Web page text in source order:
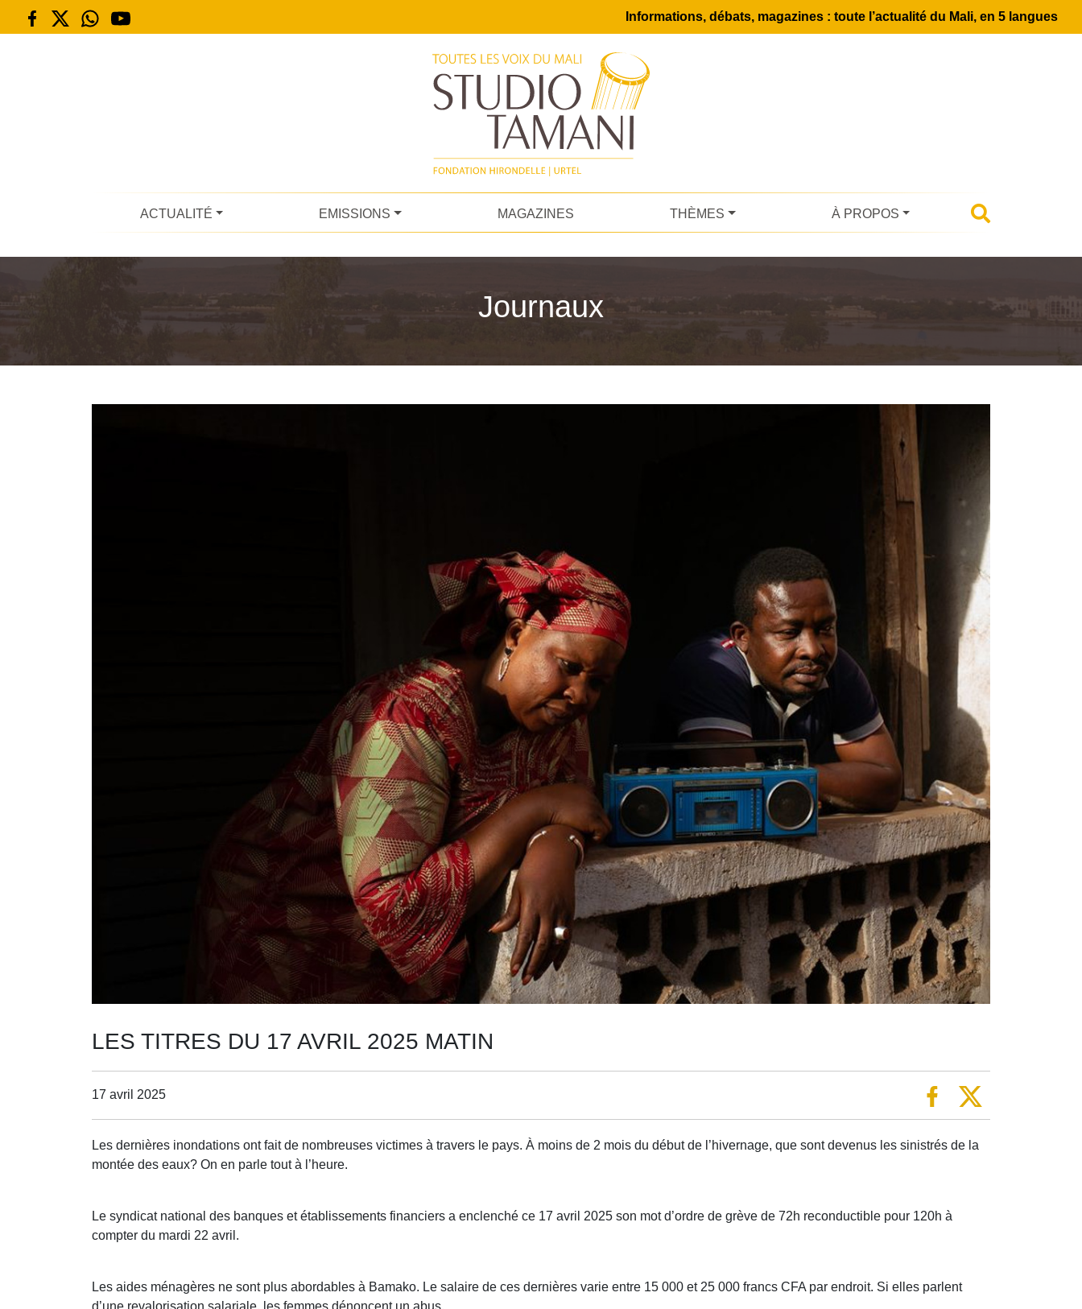
Informations, débats, magazines : toute l’actualité du Mali, en 5 langues
ACTUALITÉ EMISSIONS MAGAZINES THÈMES À PROPOS
Journaux
LES TITRES DU 17 AVRIL 2025 MATIN
17 avril 2025
Les dernières inondations ont fait de nombreuses victimes à travers le pays. À moins de 2 mois du début de l’hivernage, que sont devenus les sinistrés de la
montée des eaux? On en parle tout à l’heure.
Le syndicat national des banques et établissements financiers a enclenché ce 17 avril 2025 son mot d’ordre de grève de 72h reconductible pour 120h à
compter du mardi 22 avril.
Les aides ménagères ne sont plus abordables à Bamako. Le salaire de ces dernières varie entre 15 000 et 25 000 francs CFA par endroit. Si elles parlent
d’une revalorisation salariale, les femmes dénoncent un abus.